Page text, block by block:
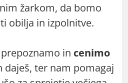
žarkom, da bomo
obilja in izpolnitve.
in cenimo
daješ, ter nam pomagaj